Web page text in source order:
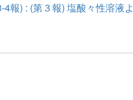
報) : (第３報) 塩酸々性溶液